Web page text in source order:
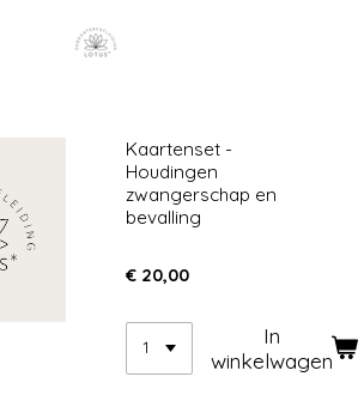
Kaartenset -
Houdingen
zwangerschap en
bevalling
€ 20,00
In
winkelwagen